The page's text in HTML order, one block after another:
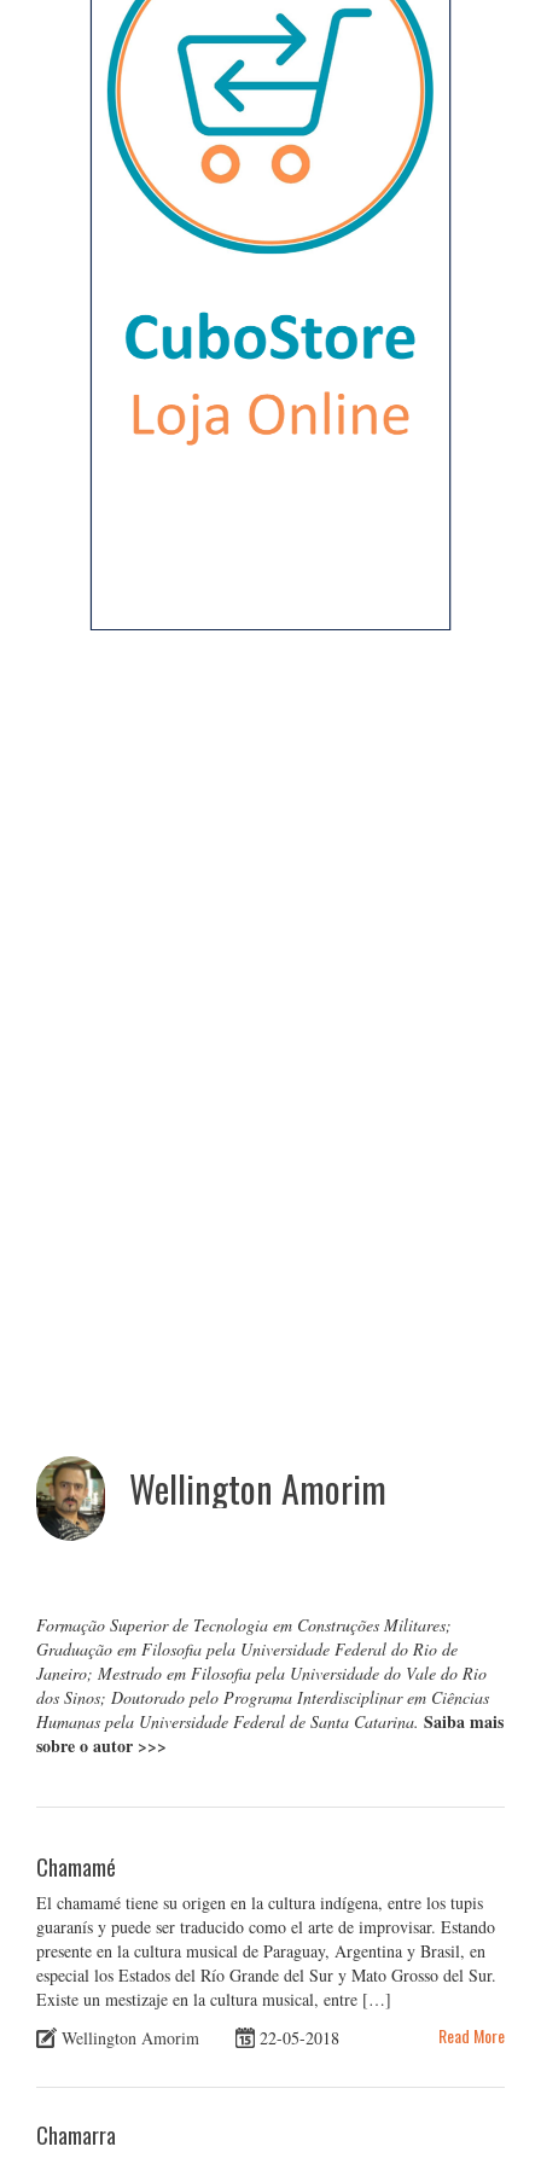
Wellington Amorim
Formação Superior de Tecnologia em Construções Militares;
Graduação em Filosofia pela Universidade Federal do Rio de
Janeiro; Mestrado em Filosofia pela Universidade do Vale do Rio
dos Sinos; Doutorado pelo Programa Interdisciplinar em Ciências
Humanas pela Universidade Federal de Santa Catarina. Saiba mais
sobre o autor >>>
Chamamé
El chamamé tiene su origen en la cultura indígena, entre los tupis
guaranís y puede ser traducido como el arte de improvisar. Estando
presente en la cultura musical de Paraguay, Argentina y Brasil, en
especial los Estados del Río Grande del Sur y Mato Grosso del Sur.
Existe un mestizaje en la cultura musical, entre […]
Wellington Amorim
22-05-2018 Read More
Chamarra